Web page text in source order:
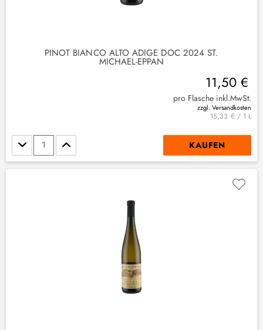
PINOT BIANCO ALTO ADIGE DOC 2024 ST.
MICHAEL-EPPAN
11,50 €
pro Flasche inkl.MwSt.
zzgl. Versandkosten
15,33 € / 1 L
Stückzahl KAUFEN